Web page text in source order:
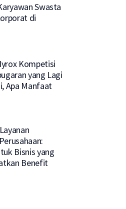
Swasta
di
Kompetisi
yang Lagi
Apa Manfaat
Bisnis yang
Benefit